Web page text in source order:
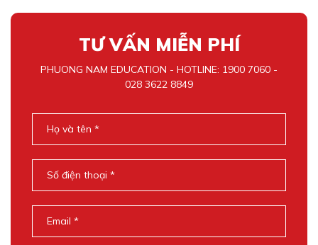
TƯ VẤN MIỄN PHÍ
PHUONG NAM EDUCATION - HOTLINE: 1900 7060 -
028 3622 8849